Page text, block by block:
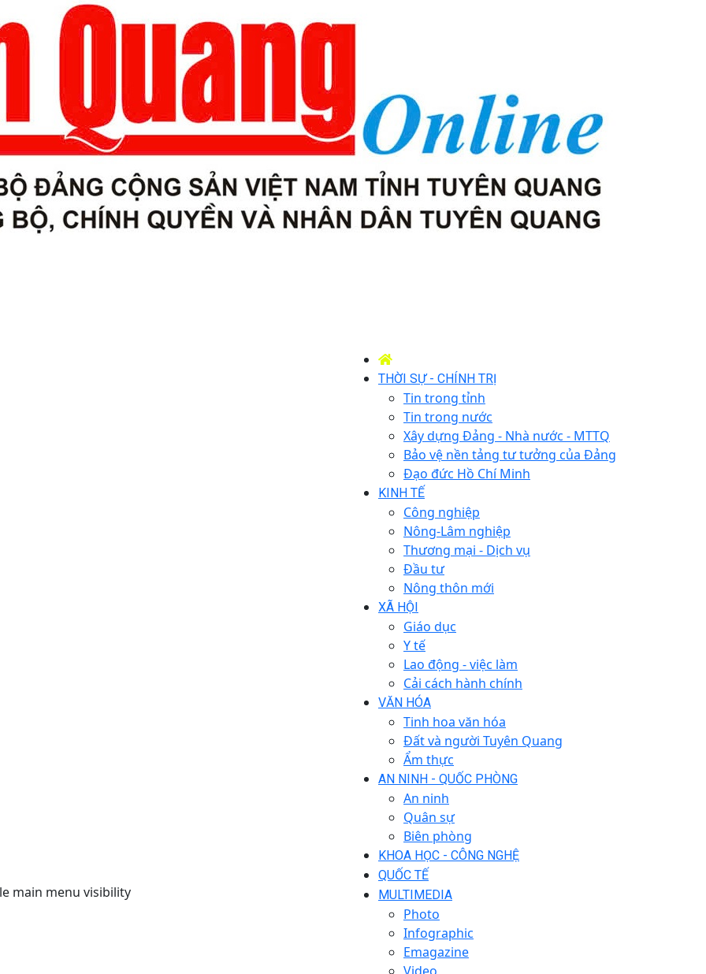
main menu visibility
THỜI SỰ - CHÍNH TRỊ
Tin trong tỉnh
Tin trong nước
Xây dựng Đảng - Nhà nước - MTTQ
Bảo vệ nền tảng tư tưởng của Đảng
Đạo đức Hồ Chí Minh
KINH TẾ
Công nghiệp
Nông-Lâm nghiệp
Thương mại - Dịch vụ
Đầu tư
Nông thôn mới
XÃ HỘI
Giáo dục
Y tế
Lao động - việc làm
Cải cách hành chính
VĂN HÓA
Tinh hoa văn hóa
Đất và người Tuyên Quang
Ẩm thực
AN NINH - QUỐC PHÒNG
An ninh
Quân sự
Biên phòng
KHOA HỌC - CÔNG NGHỆ
QUỐC TẾ
MULTIMEDIA
Photo
Infographic
Emagazine